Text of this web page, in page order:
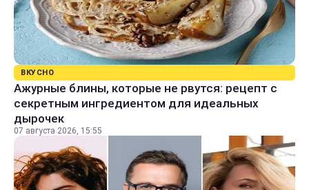
ВКУСНО
Ажурные блины, которые не рвутся: рецепт с
секретным ингредиентом для идеальных
дырочек
07 августа 2026, 15:55